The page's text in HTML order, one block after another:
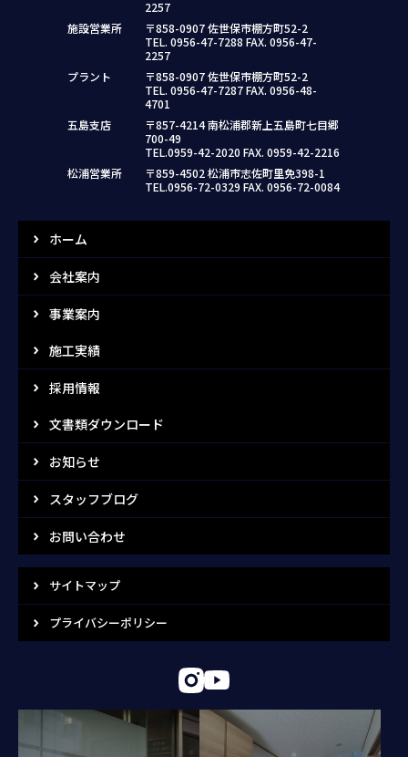
2257
施設営業所
〒858-0907 佐世保市棚方町52-2
TEL. 0956-47-7288 FAX. 0956-47-
2257
プラント
〒858-0907 佐世保市棚方町52-2
TEL. 0956-47-7287 FAX. 0956-48-
4701
五島支店
〒857-4214 南松浦郡新上五島町七目郷
700-49
TEL.0959-42-2020 FAX. 0959-42-2216
松浦営業所
〒859-4502 松浦市志佐町里免398-1
TEL.0956-72-0329 FAX. 0956-72-0084
ホーム
会社案内
事業案内
施工実績
採用情報
文書類ダウンロード
お知らせ
スタッフブログ
お問い合わせ
サイトマップ
プライバシーポリシー